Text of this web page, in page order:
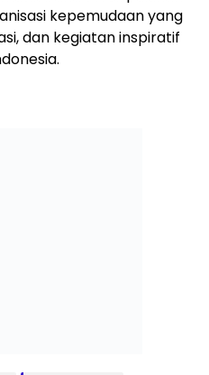
kepemudaan yang
dan kegiatan inspiratif